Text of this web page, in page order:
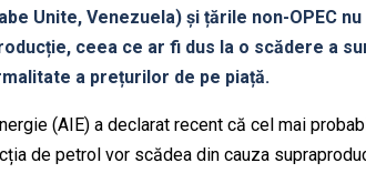
Unite, Venezuela) și țările non-OPEC
ceea ce ar fi dus la o scădere a
a prețurilor de pe piață.
(AIE) a declarat recent că cel mai
de petrol vor scădea din cauza